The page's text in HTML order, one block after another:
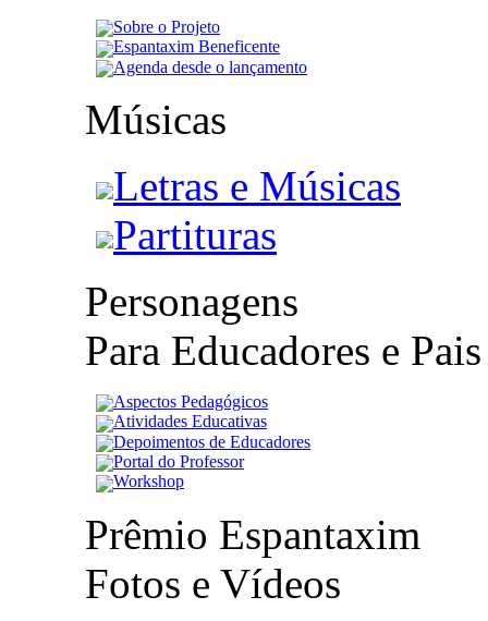
Sobre o Projeto
Espantaxim Beneficente
Agenda desde o lançamento
Músicas
Letras e Músicas
Partituras
Personagens
Para Educadores e Pais
Aspectos Pedagógicos
Atividades Educativas
Depoimentos de Educadores
Portal do Professor
Workshop
Prêmio Espantaxim
Fotos e Vídeos